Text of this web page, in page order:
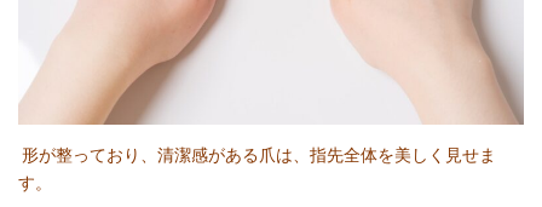
形が整っており、清潔感がある爪は、指先全体を美しく見せま
す。